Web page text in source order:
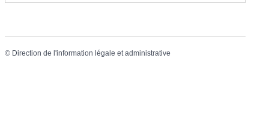
© Direction de l'information légale et administrative